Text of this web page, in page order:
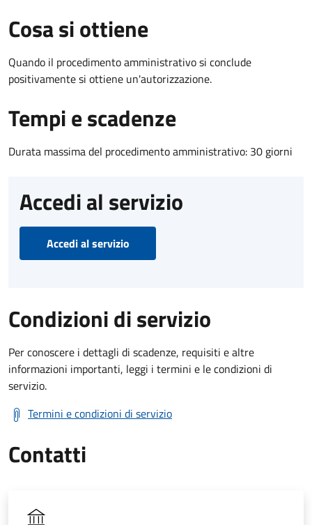
Cosa si ottiene
Quando il procedimento amministrativo si conclude
positivamente si ottiene un'autorizzazione.
Tempi e scadenze
Durata massima del procedimento amministrativo: 30 giorni
Accedi al servizio
Accedi al servizio
Condizioni di servizio
Per conoscere i dettagli di scadenze, requisiti e altre
informazioni importanti, leggi i termini e le condizioni di
servizio.
Termini e condizioni di servizio
Contatti